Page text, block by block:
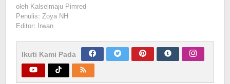
oleh Kalselmaju Pimred
Penulis: Zoya NH
Editor: Irwan
Ikuti Kami Pada